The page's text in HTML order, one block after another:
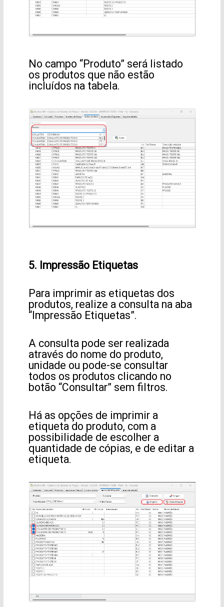
No campo “Produto” será listado
os produtos que não estão
incluídos na tabela.
5. Impressão Etiquetas
Para imprimir as etiquetas dos
produtos, realize a consulta na aba
“Impressão Etiquetas”.
A consulta pode ser realizada
através do nome do produto,
unidade ou pode-se consultar
todos os produtos clicando no
botão “Consultar” sem filtros.
Há as opções de imprimir a
etiqueta do produto, com a
possibilidade de escolher a
quantidade de cópias, e de editar a
etiqueta.